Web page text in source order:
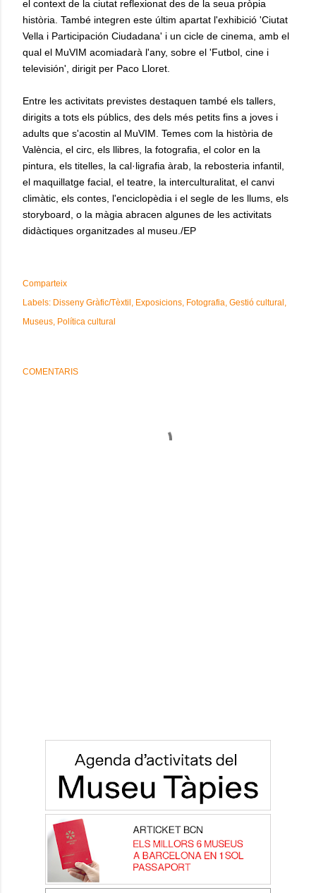
el context de la ciutat reflexionat des de la seua pròpia
història. També integren este últim apartat l'exhibició 'Ciutat
Vella i Participación Ciudadana' i un cicle de cinema, amb el
qual el MuVIM acomiadarà l'any, sobre el 'Futbol, cine i
televisión', dirigit per Paco Lloret.
Entre les activitats previstes destaquen també els tallers,
dirigits a tots els públics, des dels més petits fins a joves i
adults que s'acostin al MuVIM. Temes com la història de
València, el circ, els llibres, la fotografia, el color en la
pintura, els titelles, la cal·ligrafia àrab, la rebosteria infantil,
el maquillatge facial, el teatre, la interculturalitat, el canvi
climàtic, els contes, l'enciclopèdia i el segle de les llums, els
storyboard, o la màgia abracen algunes de les activitats
didàctiques organitzades al museu./EP
Comparteix
Labels: Disseny Gràfic/Tèxtil Exposicions Fotografia Gestió cultural
Museus Política cultural
COMENTARIS